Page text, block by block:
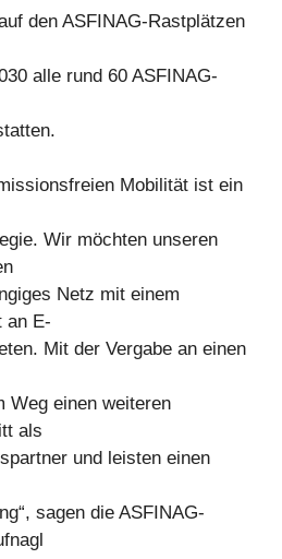
den ASFINAG-Rastplätzen
alle rund 60 ASFINAG-
Mobilität ist ein
Wir möchten unseren
Netz mit einem
an E-
Mit der Vergabe an einen
Weg einen weiteren
als
und leisten einen
sagen die ASFINAG-